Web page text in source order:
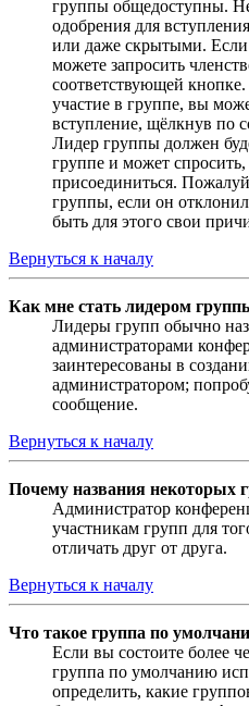
группы общедоступны.
одобрения для
или даже скрытыми.
можете запросить
соответствующей кнопке.
участие в группе, вы
вступление, щёлкнув по
Лидер группы должен
группе и может спросить,
присоединиться.
группы, если он
быть для этого свои
Вернуться к началу
Как мне стать лидером
Лидеры групп обычно
администраторами
заинтересованы в
администратором;
сообщение.
Вернуться к началу
Почему названия некоторых
Администратор
участникам групп для
отличать друг от друга.
Вернуться к началу
Что такое группа по
Если вы состоите более
группа по умолчанию
определить, какие